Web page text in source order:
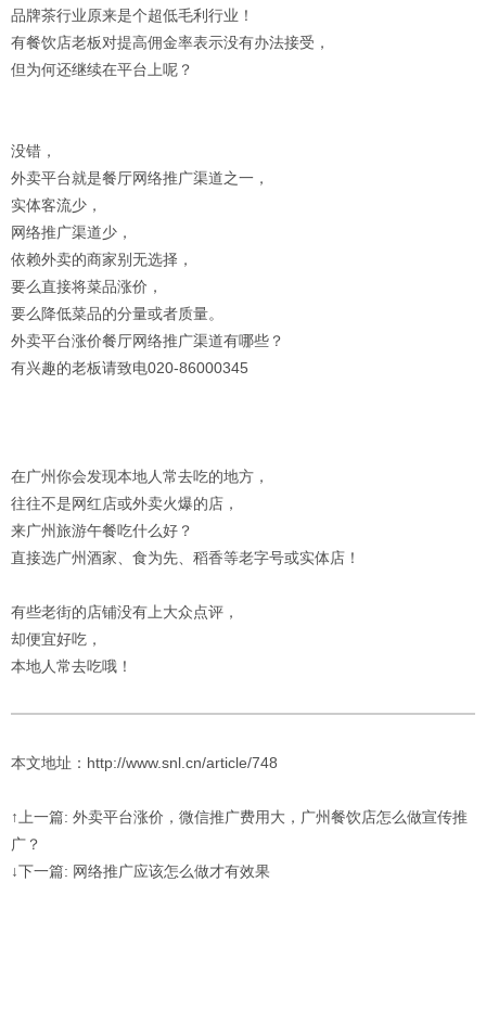
品牌茶行业原来是个超低毛利行业！
有餐饮店老板对提高佣金率表示没有办法接受，
但为何还继续在平台上呢？
没错，
外卖平台就是餐厅网络推广渠道之一，
实体客流少，
网络推广渠道少，
依赖外卖的商家别无选择，
要么直接将菜品涨价，
要么降低菜品的分量或者质量。
外卖平台涨价餐厅网络推广渠道有哪些？
有兴趣的老板请致电020-86000345
在广州你会发现本地人常去吃的地方，
往往不是网红店或外卖火爆的店，
来广州旅游午餐吃什么好？
直接选广州酒家、食为先、稻香等老字号或实体店！
有些老街的店铺没有上大众点评，
却便宜好吃，
本地人常去吃哦！
本文地址：http://www.snl.cn/article/748
↑上一篇: 外卖平台涨价，微信推广费用大，广州餐饮店怎么做宣传推
广？
↓下一篇: 网络推广应该怎么做才有效果